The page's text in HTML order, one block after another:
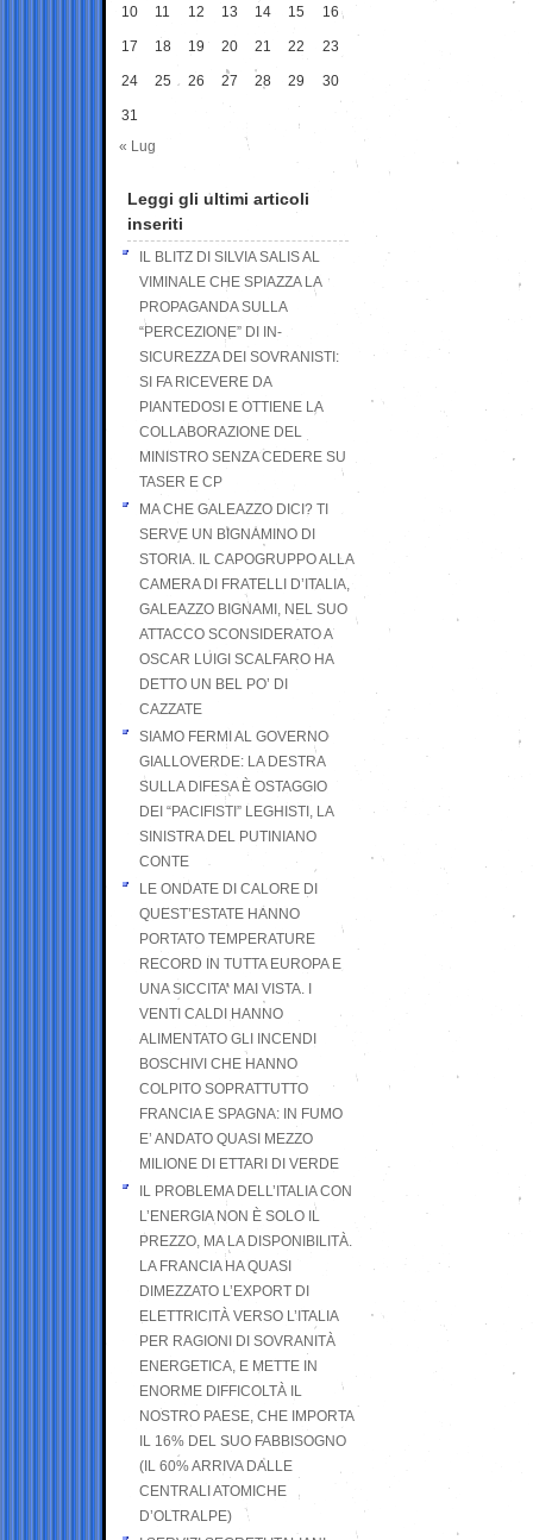
10 11 12 13 14 15 16
17 18 19 20 21 22 23
24 25 26 27 28 29 30
31
« Lug
Leggi gli ultimi articoli
inseriti
IL BLITZ DI SILVIA SALIS AL
VIMINALE CHE SPIAZZA LA
PROPAGANDA SULLA
“PERCEZIONE” DI IN-
SICUREZZA DEI SOVRANISTI:
SI FA RICEVERE DA
PIANTEDOSI E OTTIENE LA
COLLABORAZIONE DEL
MINISTRO SENZA CEDERE SU
TASER E CP
MA CHE GALEAZZO DICI? TI
SERVE UN BIGNAMINO DI
STORIA. IL CAPOGRUPPO ALLA
CAMERA DI FRATELLI D’ITALIA,
GALEAZZO BIGNAMI, NEL SUO
ATTACCO SCONSIDERATO A
OSCAR LUIGI SCALFARO HA
DETTO UN BEL PO’ DI
CAZZATE
SIAMO FERMI AL GOVERNO
GIALLOVERDE: LA DESTRA
SULLA DIFESA È OSTAGGIO
DEI “PACIFISTI” LEGHISTI, LA
SINISTRA DEL PUTINIANO
CONTE
LE ONDATE DI CALORE DI
QUEST’ESTATE HANNO
PORTATO TEMPERATURE
RECORD IN TUTTA EUROPA E
UNA SICCITA’ MAI VISTA. I
VENTI CALDI HANNO
ALIMENTATO GLI INCENDI
BOSCHIVI CHE HANNO
COLPITO SOPRATTUTTO
FRANCIA E SPAGNA: IN FUMO
E’ ANDATO QUASI MEZZO
MILIONE DI ETTARI DI VERDE
IL PROBLEMA DELL’ITALIA CON
L’ENERGIA NON È SOLO IL
PREZZO, MA LA DISPONIBILITÀ.
LA FRANCIA HA QUASI
DIMEZZATO L’EXPORT DI
ELETTRICITÀ VERSO L’ITALIA
PER RAGIONI DI SOVRANITÀ
ENERGETICA, E METTE IN
ENORME DIFFICOLTÀ IL
NOSTRO PAESE, CHE IMPORTA
IL 16% DEL SUO FABBISOGNO
(IL 60% ARRIVA DALLE
CENTRALI ATOMICHE
D’OLTRALPE)